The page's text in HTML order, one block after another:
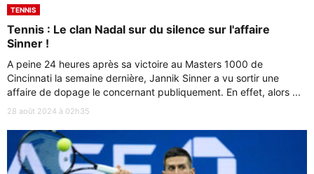
TENNIS
Tennis : Le clan Nadal sur du silence sur l'affaire
Sinner !
A peine 24 heures après sa victoire au Masters 1000 de
Cincinnati la semaine dernière, Jannik Sinner a vu sortir une
affaire de dopage le concernant publiquement. En effet, alors ...
28 août 2024 à 02h35